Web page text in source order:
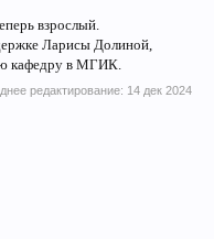
взрослый.
Ларисы Долиной,
кафедру в МГИК.
редактирование: 14 дек 2024